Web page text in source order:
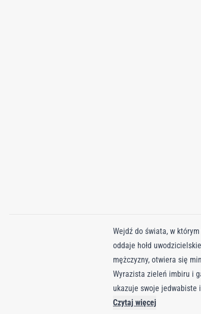
Wejdź do świata, w
oddaje hołd
mężczyzny, otwiera się
Wyrazista zieleń imbiru i
ukazuje swoje jedwabiste
iskrzące nuty kadzidła,
Czytaj więcej